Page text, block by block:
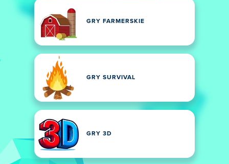
GRY FARMERSKIE
GRY SURVIVAL
GRY 3D